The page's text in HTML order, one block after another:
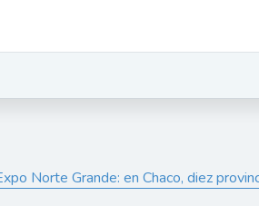
Norte Grande: en Chaco, diez